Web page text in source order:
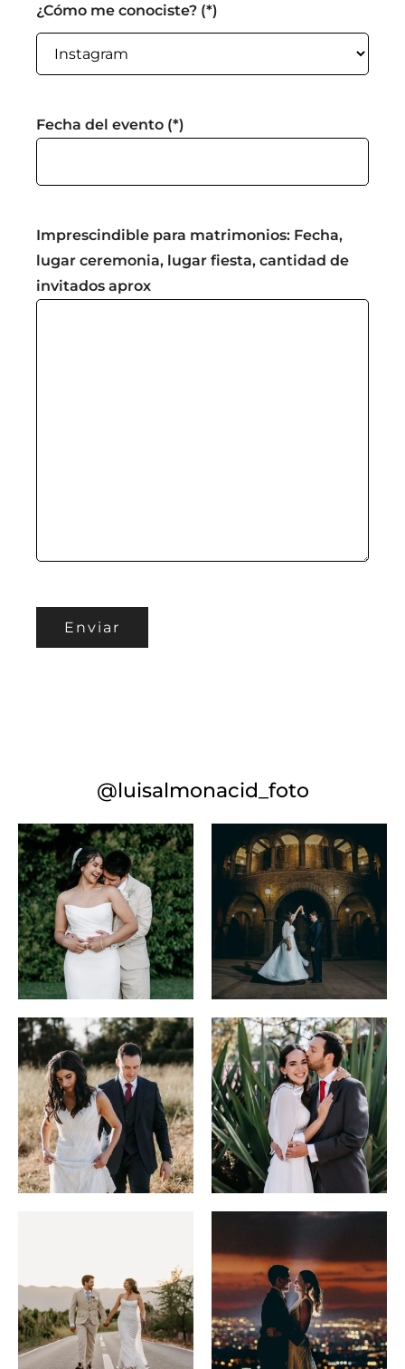
¿Cómo me conociste? (*)
Fecha del evento (*)
Imprescindible para matrimonios: Fecha,
lugar ceremonia, lugar fiesta, cantidad de
invitados aprox
@luisalmonacid_foto